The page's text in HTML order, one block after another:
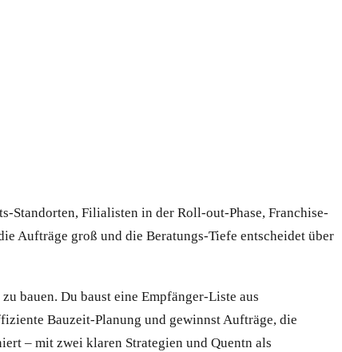
Standorten, Filialisten in der Roll-out-Phase, Franchise-
Aufträge groß und die Beratungs-Tiefe entscheidet über
bauen. Du baust eine Empfänger-Liste aus
Bauzeit-Planung und gewinnst Aufträge, die
– mit zwei klaren Strategien und Quentn als